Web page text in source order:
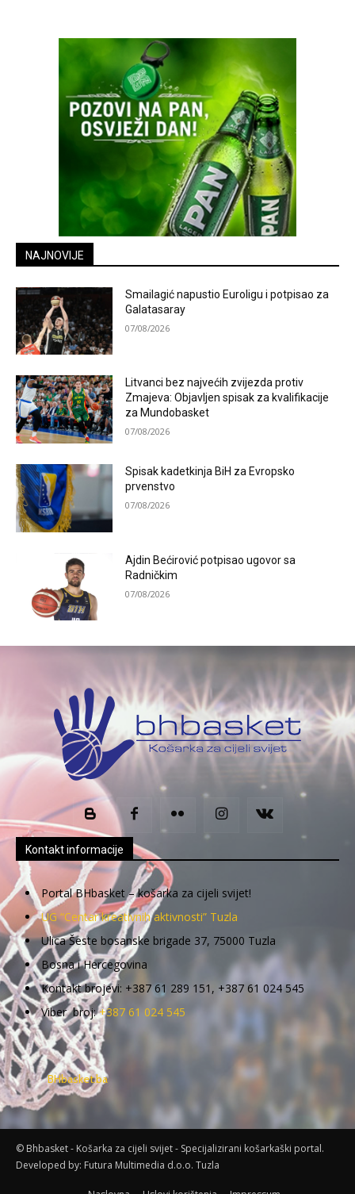
NAJNOVIJE
Smailagić napustio Euroligu i potpisao za
Galatasaray
07/08/2026
Litvanci bez najvećih zvijezda protiv
Zmajeva: Objavljen spisak za kvalifikacije
za Mundobasket
07/08/2026
Spisak kadetkinja BiH za Evropsko
prvenstvo
07/08/2026
Ajdin Bećirović potpisao ugovor sa
Radničkim
07/08/2026
Kontakt informacije
Portal BHbasket – košarka za cijeli svijet!
UG “Centar kreativnih aktivnosti” Tuzla
Ulica Šeste bosanske brigade 37, 75000 Tuzla
Bosna i Hercegovina
Kontakt brojevi: +387 61 289 151, +387 61 024 545
Viber broj:+387 61 024 545
BHbasket.ba
© Bhbasket - Košarka za cijeli svijet - Specijalizirani košarkaški portal.
Developed by: Futura Multimedia d.o.o. Tuzla